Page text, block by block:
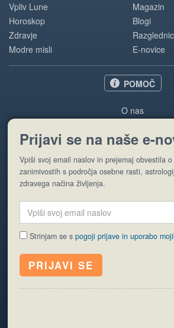
Vpliv Lune
Horoskop
Zdravje
Modre misli
Magazin
Blogi
E-novice
POMOČ
O nas
Pogoji uporabe
Pošlji stran
© EyeCatching. Vse pravice so
ISSN 1581-2332
Politika piškotkov
Prijavi se na naše e-
Vpiši svoj email naslov in prejemaj obvestila
zanimivostih s področja osebne rasti,
zdravega načina življenja.
Strinjam se spogoji prijave in uporabo